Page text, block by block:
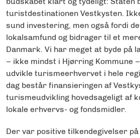
turistdestinationen Vestkysten.
sund investering, men også fordi
lokalsamfund og bidrager til et
Danmark. Vi har meget at byde på
– ikke mindst i Hjørring Kommune
udvikle turismeerhvervet i hele
dag består finansieringen af
turismeudvikling hovedsageligt af
lokale erhvervs- og fondsmidler.
Der var positive tilkendegivelser